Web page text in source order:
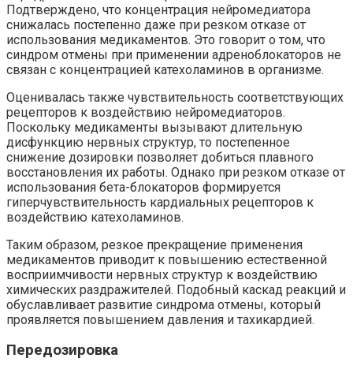
Подтверждено, что концентрация нейромедиатора
снижалась постепенно даже при резком отказе от
использования медикаментов. Это говорит о том, что
синдром отмены при применении адреноблокаторов не
связан с концентрацией катехоламинов в организме.
Оценивалась также чувствительность соответствующих
рецепторов к воздействию нейромедиаторов.
Поскольку медикаменты вызывают длительную
дисфункцию нервных структур, то постепенное
снижение дозировки позволяет добиться плавного
восстановления их работы. Однако при резком отказе от
использования бета-блокаторов формируется
гиперчувствительность кардиальных рецепторов к
воздействию катехоламинов.
Таким образом, резкое прекращение применения
медикаментов приводит к повышению естественной
восприимчивости нервных структур к воздействию
химических раздражителей. Подобный каскад реакций и
обуславливает развитие синдрома отмены, который
проявляется повышением давления и тахикардией.
Передозировка